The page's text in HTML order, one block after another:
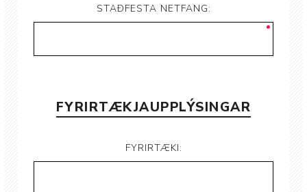
STAÐFESTA NETFANG:
FYRIRTÆKJAUPPLÝSINGAR
FYRIRTÆKI: